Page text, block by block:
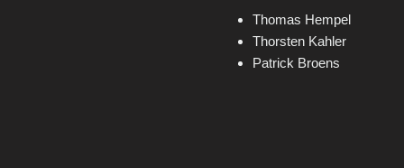
Thomas Hempel
Thorsten Kahler
Patrick Broens